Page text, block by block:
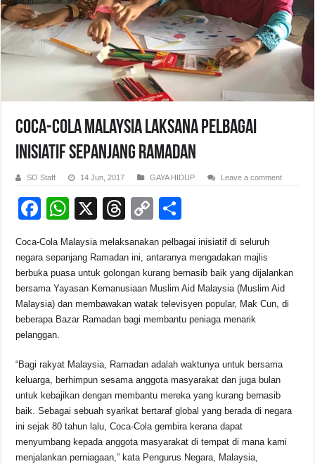
Coca-Cola Malaysia laksana pelbagai
inisiatif sepanjang Ramadan
SO Staff 14 Jun, 2017 GAYA HIDUP Leave a comment
F
a
c
e
b
o
o
k
W
h
at
s
A
p
X
T
hr
e
a
d
s
C
p
y
Li
n
h
ar
e
Coca-Cola Malaysia melaksanakan pelbagai inisiatif di seluruh
negara sepanjang Ramadan ini, antaranya mengadakan majlis
berbuka puasa untuk golongan kurang bernasib baik yang dijalankan
bersama Yayasan Kemanusiaan Muslim Aid Malaysia (Muslim Aid
Malaysia) dan membawakan watak televisyen popular, Mak Cun, di
beberapa Bazar Ramadan bagi membantu peniaga menarik
pelanggan.
“Bagi rakyat Malaysia, Ramadan adalah waktunya untuk bersama
keluarga, berhimpun sesama anggota masyarakat dan juga bulan
untuk kebajikan dengan membantu mereka yang kurang bernasib
baik. Sebagai sebuah syarikat bertaraf global yang berada di negara
ini sejak 80 tahun lalu, Coca-Cola gembira kerana dapat
menyumbang kepada anggota masyarakat di tempat di mana kami
menjalankan perniagaan,” kata Pengurus Negara, Malaysia,